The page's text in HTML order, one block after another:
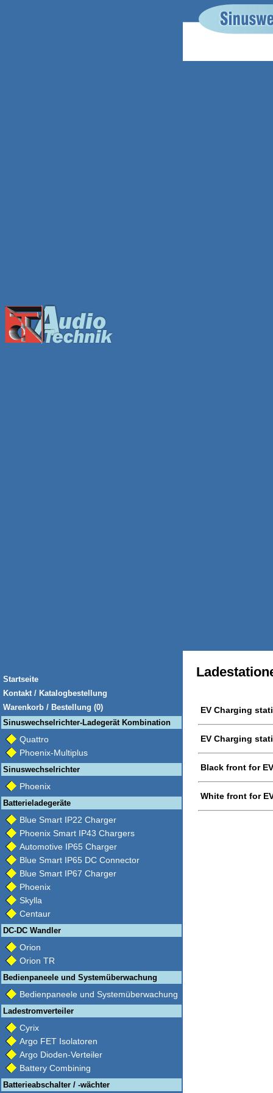
Startseite
Kontakt / Katalogbestellung
Warenkorb / Bestellung (0)
Sinuswechselrichter-Ladegerät Kombination
Quattro
Phoenix-Multiplus
Sinuswechselrichter
Phoenix
Batterieladegeräte
Blue Smart IP22 Charger
Phoenix Smart IP43 Chargers
Automotive IP65 Charger
Blue Smart IP65 DC Connector
Blue Smart IP67 Charger
Phoenix
Skylla
Centaur
DC-DC Wandler
Orion
Orion TR
Bedienpaneele und Systemüberwachung
Bedienpaneele und Systemüberwachung
Ladestromverteiler
Cyrix
Argo FET Isolatoren
Argo Dioden-Verteiler
Battery Combining
Batterieabschalter / -wächter
EV Charging
EV Charging
Black front for
White front for